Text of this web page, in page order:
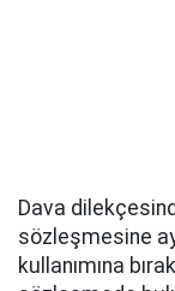
Dava
sözleşmesine
kullanımına